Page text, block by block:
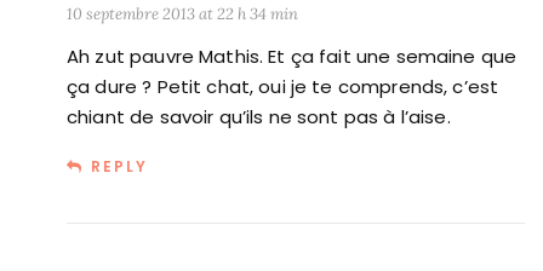
10 septembre 2013 at 22 h 34 min
Ah zut pauvre Mathis. Et ça fait une semaine que
ça dure ? Petit chat, oui je te comprends, c’est
chiant de savoir qu’ils ne sont pas à l’aise.
REPLY